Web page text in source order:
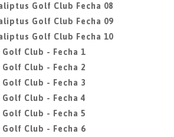
Golf Club Fecha 08
Golf Club Fecha 09
Golf Club Fecha 10
Club - Fecha 1
Club - Fecha 2
Club - Fecha 3
Club - Fecha 4
Club - Fecha 5
Club - Fecha 6